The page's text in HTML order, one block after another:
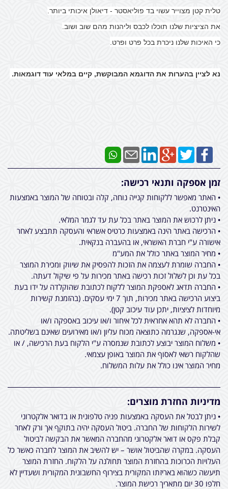
טלית קטן מצוייר עשוי בד פוליאסטר - דיאולן איכותי ביותר.
את הציציות שלנו תוכלו לכבס וליהנות מהם שוב ושוב.
כי האיכות שלנו ניכרת בכל פרט ופרט.
נא לציין בהערות את הדוגמא המבוקשת, קיים במלאי עוד דוגמאות.
זמן אספקה ותנאי רכישה:
• האתר מאפשר ללקוחות קנייה נוחה, קלה ובטוחה של המוצר באמצעות
האינטרנט.
• ניתן לרכוש את המוצר באתר בכל עת עד לגמר המלאי.
• הרכישה באתר הינה באמצעות כרטיס אשראי והעסקה תתבצע לאחר
אישורה ע"י חברת האשראי, או בהעברה בנקאית.
• מחיר המוצר באתר כולל את המע"מ
• החברה שומרת לעצמה את הזכות להפסיק את שיווק ומכירת המוצר
בכל עת וכן לשלול זכות רכישה באתר מכירות על פי שיקול דעתה.
• החברה תדאג לאספקת המוצר ללקוח לכתובת שהוקלדה על ידו בעת
ביצוע הרכישה באתר מכירות, תוך 7 ימי עסקים. (בהזמנת קשירות
מיוחדות לציציות, יתכן עוד עיכוב קטן).
• החברה לא תהא אחראית לכל איחור ו/או עיכוב באספקה ו/או
אי-אספקה, שנגרמה כתוצאה מכוח עליון ו/או מאירועים שאינם בשליטתה.
• משלוח המוצר יבוצע לכתובת שנמסרה ע"י הלקוח בעת הרכישה, / או
שהלקוח רשאי לאסוף את המוצר באופן עצמאי.
מחיר המוצר אינו כולל את עלות המשלוח.
מדיניות החזרת מוצרים:
• ניתן לבטל את העסקה באמצעות פניה טלפונית או בדואר אלקטרוני
לשירות הלקוחות של החברה. ביטול העסקה יהיה בתוקף אך ורק לאחר
קבלת פקס או דואר אלקטרוני מהחברה המאשר את הבקשה לביטול
העסקה. במקרה שהביטול אושר – יש להשיב את המוצר לחברה כאשר כל
העלויות הכרוכות בהחזרת המוצר תחולנה על הלקוח. החזרת המוצר
תיעשה כשהוא באריזתו המקורית בצירוף החשבונית המקורית ושעדיין לא
חלפו 30 יום מתאריך רכישת המוצר.